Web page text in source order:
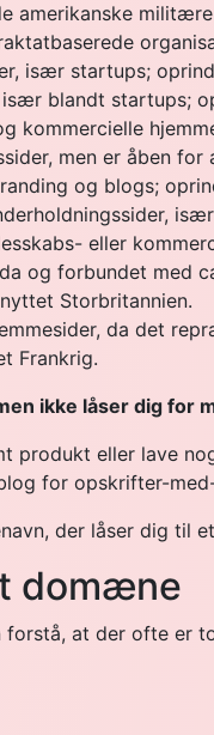
amerikanske militære
især startups;
blandt startups;
kommercielle
men er åben for
og blogs;
eller
og forbundet med
Storbritannien.
da det
Frankrig.
ikke låser dig for
eller lave
for opskrifter-
der låser dig til
domæne
at der ofte er